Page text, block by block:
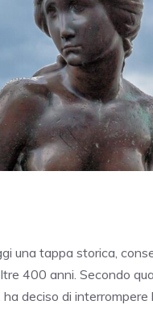
una tappa storica,
400 anni. Secondo
ha deciso di